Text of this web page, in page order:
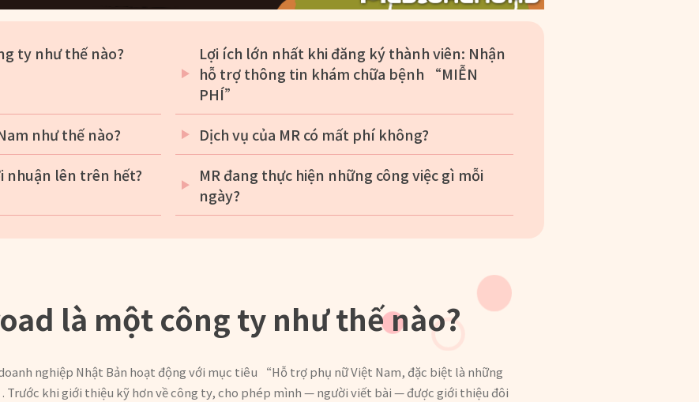
ty như thế nào?
Lợi ích lớn nhất khi đăng ký thành viên: Nhận
hỗ trợ thông tin khám chữa bệnh “MIỄN
PHÍ”
như thế nào?
Dịch vụ của MR có mất phí không?
nhuận lên trên hết?
MR đang thực hiện những công việc gì mỗi
ngày?
là một công ty như thế nào?
nghiệp Nhật Bản hoạt động với mục tiêu “Hỗ trợ phụ nữ Việt Nam, đặc biệt là những
Trước khi giới thiệu kỹ hơn về công ty, cho phép mình — người viết bài — được giới thiệu đôi